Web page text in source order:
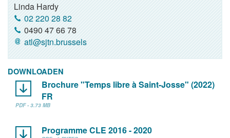
Linda Hardy
02 220 28 82
0490 47 66 78
atl@sjtn.brussels
DOWNLOADEN
Brochure "Temps libre à Saint-Josse" (2022)
FR
PDF - 3.73 MB
Programme CLE 2016 - 2020